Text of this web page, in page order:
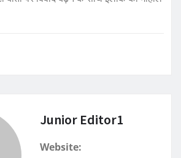
Junior Editor1
Website: